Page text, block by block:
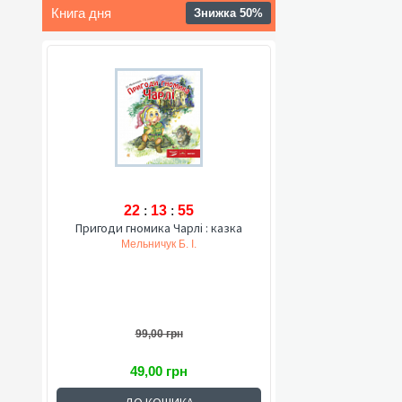
Книга дня Знижка 50%
22 : 13 : 54
Пригоди гномика Чарлі : казка
Мельничук Б. І.
99,00 грн
49,00 грн